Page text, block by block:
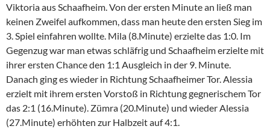
Viktoria aus Schaafheim. Von der ersten Minute an ließ man
keinen Zweifel aufkommen, dass man heute den ersten Sieg im
3. Spiel einfahren wollte. Mila (8.Minute) erzielte das 1:0. Im
Gegenzug war man etwas schläfrig und Schaafheim erzielte mit
ihrer ersten Chance den 1:1 Ausgleich in der 9. Minute.
Danach ging es wieder in Richtung Schaafheimer Tor. Alessia
erzielt mit ihrem ersten Vorstoß in Richtung gegnerischem Tor
das 2:1 (16.Minute). Zümra (20.Minute) und wieder Alessia
(27.Minute) erhöhten zur Halbzeit auf 4:1.